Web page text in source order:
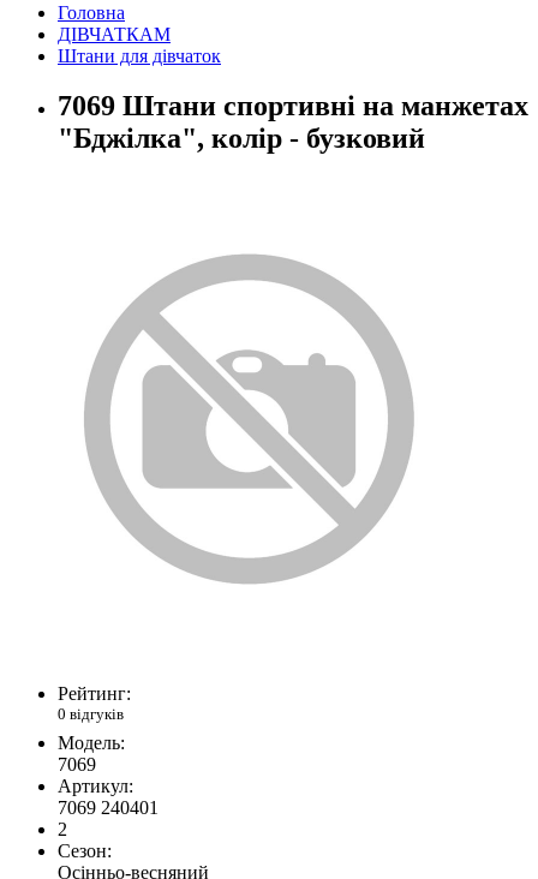
Головна
ДІВЧАТКАМ
Штани для дівчаток
7069 Штани спортивні на манжетах
"Бджілка", колір - бузковий
Рейтинг:
0 відгуків
Модель:
7069
Артикул:
7069 240401
2
Сезон:
Осінньо-весняний